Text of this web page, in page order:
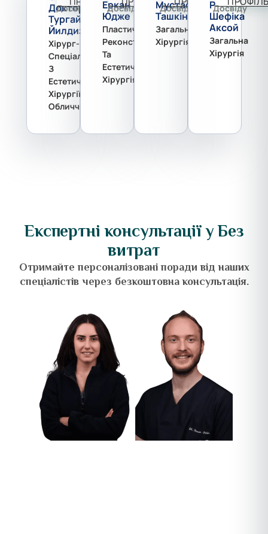
Доктор
Тургай
Йилдиз
Хірург-
Спеціаліст
З
Естетичної
Хірургії
Обличчя
Досвіду
Еркан
Юдже
Пластична,
Реконструктивна
Та
Естетична
Хірургія
Досвіду
Мустафа
Ташкін
Загальна
Хірургія
Досвіду
Р
Шефіка
Аксой
Загальна
Хірургія
Досвіду
Експертні консультації уБез
витрат
Отримайте персоналізовані поради від наших
спеціалістів через безкоштовна консультація.